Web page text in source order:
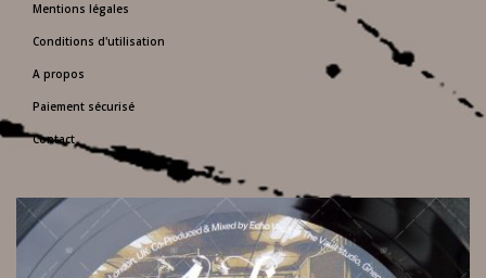
Mentions légales
Conditions d'utilisation
A propos
Paiement sécurisé
Contact